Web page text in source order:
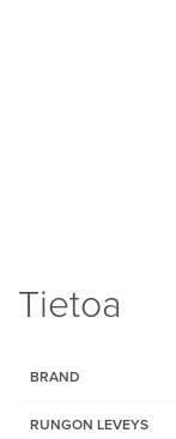
Tietoa
BRAND
RUNGON LEVEYS